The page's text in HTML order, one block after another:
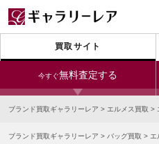
買取サイト
今すぐ無料査定する
24時間受付（
銀座本店 青山表
ブランド買取ギャラリーレア > エルメス買取 >
ブランド買取ギャラリーレア > バッグ買取 > エ